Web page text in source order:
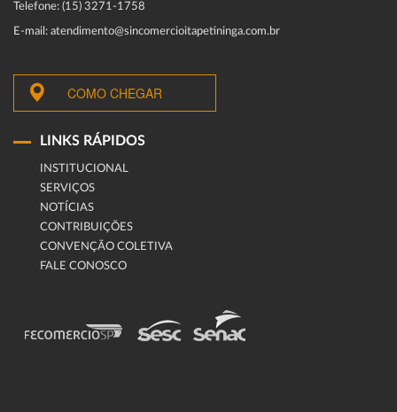
Telefone: (15) 3271-1758
E-mail: atendimento@sincomercioitapetininga.com.br
COMO CHEGAR
LINKS RÁPIDOS
INSTITUCIONAL
SERVIÇOS
NOTÍCIAS
CONTRIBUIÇÕES
CONVENÇÃO COLETIVA
FALE CONOSCO